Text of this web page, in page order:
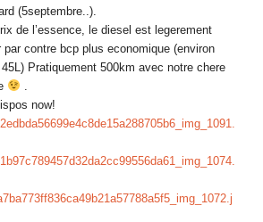
(5septembre..).
de l’essence, le diesel est legerement
par contre bcp plus economique (environ
Pratiquement 500km avec notre chere
.
now!